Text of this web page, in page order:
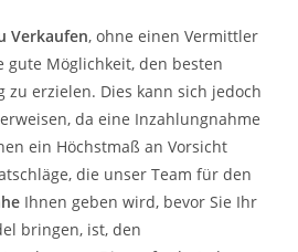
Verkaufen, ohne einen Vermittler
gute Möglichkeit, den besten
zu erzielen. Dies kann sich jedoch
da eine Inzahlungnahme
ein Höchstmaß an Vorsicht
die unser Team für den
Ihnen geben wird, bevor Sie Ihr
bringen, ist, den